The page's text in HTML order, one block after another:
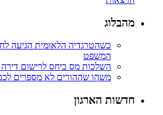
מהבלוג
כשהטרגדיה הלאומית הגיעה
המשפט
השלכות מס ביחס לרישום
משהו שההורים לא מספרים
חדשות הארגון